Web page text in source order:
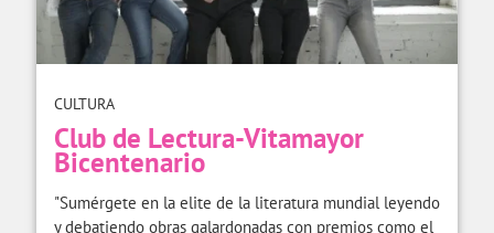
CULTURA
Club de Lectura-Vitamayor
Bicentenario
"Sumérgete en la elite de la literatura mundial leyendo
y debatiendo obras galardonadas con premios como el